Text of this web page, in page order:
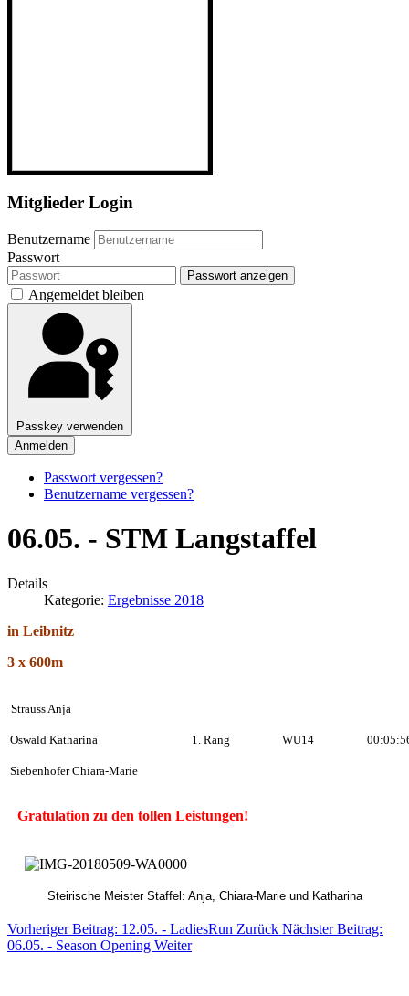
Mitglieder Login
Benutzername
Passwort
Passwort anzeigen
Angemeldet bleiben
Passkey verwenden
Anmelden
Passwort vergessen?
Benutzername vergessen?
06.05. - STM Langstaffel
Details
Kategorie: Ergebnisse 2018
in Leibnitz
3 x 600m
Strauss Anja
Oswald Katharina
Siebenhofer Chiara-Marie
1. Rang WU14
Gratulation zu den tollen Leistungen!
Steirische Meister Staffel: Anja, Chiara-Marie und Katharina
Vorheriger Beitrag: 12.05. - LadiesRun Zurück Nächster Beitrag:
06.05. - Season Opening Weiter